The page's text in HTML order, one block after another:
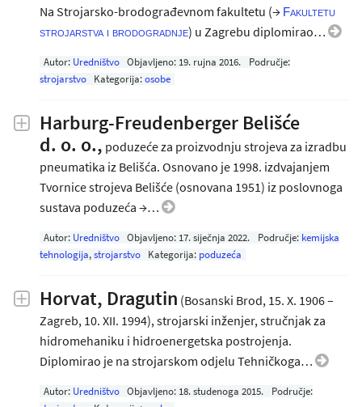
Na Strojarsko-brodograđevnom fakultetu (→ Fakultetu
strojarstva i brodogradnje) u Zagrebu diplomirao…
Autor: Uredništvo Objavljeno: 19. rujna 2016.
Područje:
strojarstvo
Kategorija:osobe
Harburg-Freudenberger Belišće
d. o. o., poduzeće za proizvodnju strojeva za izradbu
pneumatika iz Belišća. Osnovano je 1998. izdvajanjem
Tvornice strojeva Belišće (osnovana 1951) iz poslovnoga
sustava poduzeća →…
Autor: Uredništvo Objavljeno: 17. siječnja 2022. Područje: kemijska
tehnologija, strojarstvo Kategorija: poduzeća
Horvat, Dragutin (Bosanski Brod, 15. X. 1906 –
Zagreb, 10. XII. 1994), strojarski inženjer, stručnjak za
hidromehaniku i hidroenergetska postrojenja.
Diplomirao je na strojarskom odjelu Tehničkoga…
Autor: Uredništvo Objavljeno: 18. studenoga 2015.
Područje: